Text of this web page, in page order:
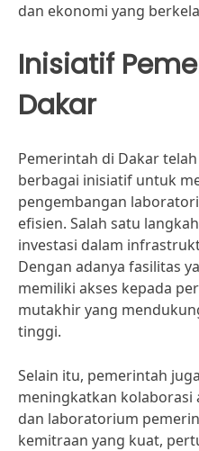
dan ekonomi yang
Inisiatif
Dakar
Pemerintah di Dakar
berbagai inisiatif untuk
pengembangan
efisien. Salah satu
investasi dalam
Dengan adanya fasilitas
memiliki akses kepada
mutakhir yang
tinggi.
Selain itu, pemerintah
meningkatkan kolaborasi
dan laboratorium
kemitraan yang kuat,